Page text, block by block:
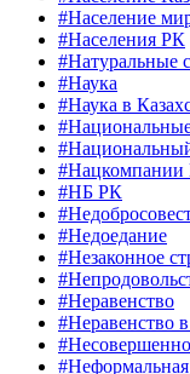
#Население
#Населения РК
#Натуральные
#Наука
#Наука в
#Нацкомпании
#НБ РК
#Недоедание
#Незаконное
#Неравенство
#Неравенство
#Неформальная